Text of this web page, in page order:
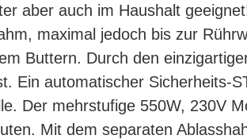
aber auch im Haushalt
maximal jedoch bis zur
Buttern. Durch den
Ein automatischer Sicherheits-
Der mehrstufige 550W, 230V
Mit dem separaten